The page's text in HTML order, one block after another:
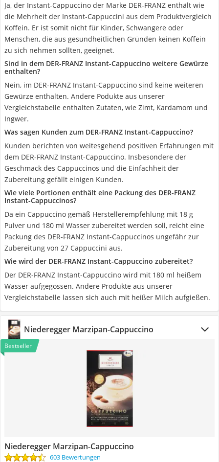
Ja, der Instant-Cappuccino der Marke DER-FRANZ enthält wie
die Mehrheit der Instant-Cappuccini aus dem Produktvergleich
Koffein. Er ist somit nicht für Kinder, Schwangere oder
Menschen, die aus gesundheitlichen Gründen keinen Koffein
zu sich nehmen sollten, geeignet.
Sind in dem DER-FRANZ Instant-Cappuccino weitere Gewürze
enthalten?
Nein, im DER-FRANZ Instant-Cappuccino sind keine weiteren
Gewürze enthalten. Andere Podukte aus unserer
Vergleichstabelle enthalten Zutaten, wie Zimt, Kardamom und
Ingwer.
Was sagen Kunden zum DER-FRANZ Instant-Cappuccino?
Kunden berichten von weitesgehend positiven Erfahrungen mit
dem DER-FRANZ Instant-Cappuccino. Insbesondere der
Geschmack des Cappuccinos und die Einfachheit der
Zubereitung gefällt einigen Kunden.
Wie viele Portionen enthält eine Packung des DER-FRANZ
Instant-Cappuccinos?
Da ein Cappuccino gemäß Herstellerempfehlung mit 18 g
Pulver und 180 ml Wasser zubereitet werden soll, reicht eine
Packung des DER-FRANZ Instant-Cappuccinos ungefähr zur
Zubereitung von 27 Cappuccini aus.
Wie wird der DER-FRANZ Instant-Cappuccino zubereitet?
Der DER-FRANZ Instant-Cappuccino wird mit 180 ml heißem
Wasser aufgegossen. Andere Produkte aus unserer
Vergleichstabelle lassen sich auch mit heißer Milch aufgießen.
Niederegger Marzipan-Cappuccino
Bestseller
Niederegger Marzipan-Cappuccino
603 Bewertungen